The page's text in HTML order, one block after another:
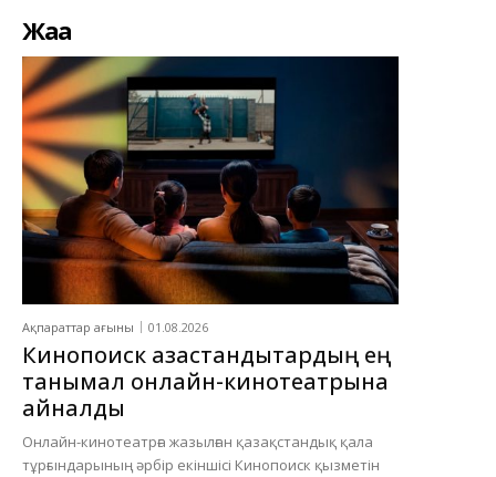
Жаңа
Ақпараттар ағыны 01.08.2026
Кинопоиск қазақстандықтардың ең
танымал онлайн-кинотеатрына
айналды
Онлайн-кинотеатрға жазылған қазақстандық қала
тұрғындарының әрбір екіншісі Кинопоиск қызметін